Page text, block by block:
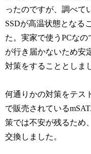
ったのですが、調べて
SSDが高温状態となる
た。実家で使うPCなの
が行き届かないため安
対策をすることとしま
何通りかの対策をテス
で販売されている
策では不安が残るため
交換しました。